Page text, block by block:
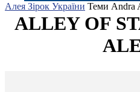
Алея Зірок України Теми Andra
ALLEY OF